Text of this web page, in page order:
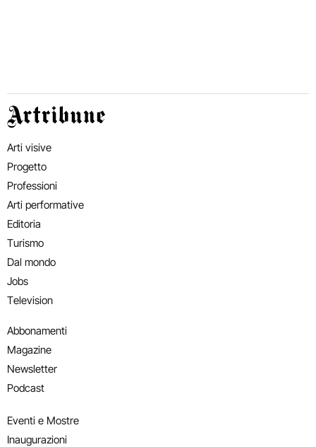
Artribune
Arti visive
Progetto
Professioni
Arti performative
Editoria
Turismo
Dal mondo
Jobs
Television
Abbonamenti
Magazine
Newsletter
Podcast
Eventi e Mostre
Inaugurazioni